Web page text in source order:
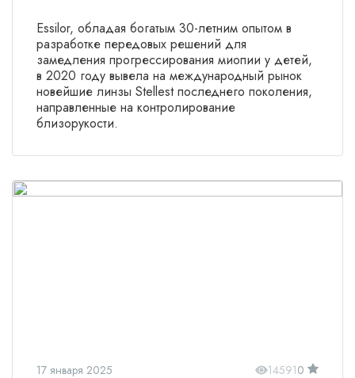
Essilor, обладая богатым 30-летним опытом в
разработке передовых решений для
замедления прогрессирования миопии у детей,
в 2020 году вывела на международный рынок
новейшие линзы Stellest последнего поколения,
направленные на контролирование
близорукости.
17 января 2025 145910